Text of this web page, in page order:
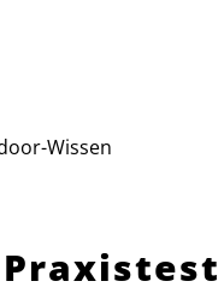
Wissen